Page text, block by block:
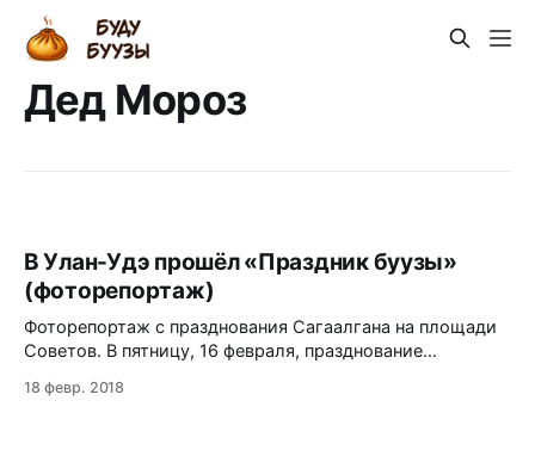
Дед Мороз
В Улан-Удэ прошёл «Праздник буузы»
(фоторепортаж)
Фоторепортаж с празднования Сагаалгана на площади
Советов. В пятницу, 16 февраля, празднование
Советов в Улан-Удэ. В 12 часов торжественное начало
18 февр. 2018